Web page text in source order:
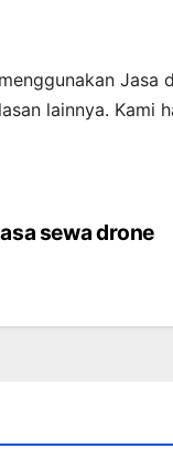
lainnya. Kami
sewa drone